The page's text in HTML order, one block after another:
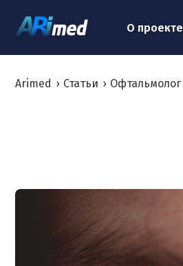
О проекте
Arimed › Статьи › Офтальмолог